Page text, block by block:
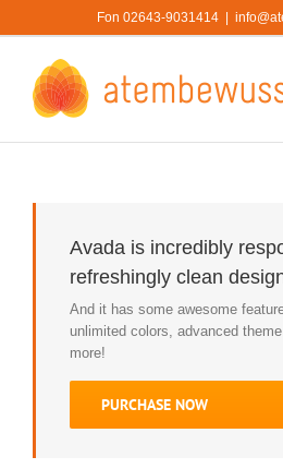
Inhalt
Fon 02643-9031414
Avada is incredibly
refreshingly clean
And it has some awesome
unlimited colors, advanced
more!
PURCHASE NOW